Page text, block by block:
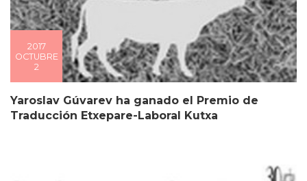
2017
OCTUBRE
2
Yaroslav Gúvarev ha ganado el Premio de
Traducción Etxepare-Laboral Kutxa